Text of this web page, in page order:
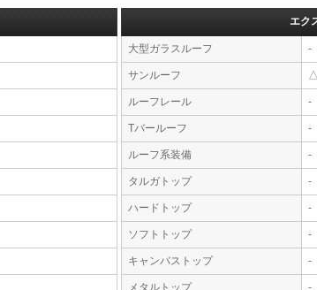
エク
大型ガラスルーフ -
サンルーフ
ルーフレール -
Tバールーフ -
ルーフ系装備 -
タルガトップ -
ハードトップ -
ソフトトップ -
キャンバストップ -
メタルトップ -